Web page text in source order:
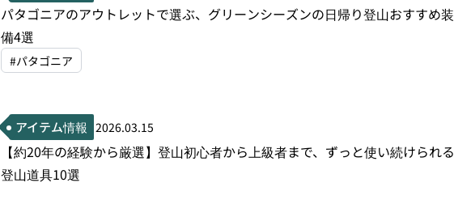
パタゴニアのアウトレットで選ぶ、グリーンシーズンの日帰り登山おすすめ装
備4選
#パタゴニア
アイテム情報 2026.03.15
【約20年の経験から厳選】登山初心者から上級者まで、ずっと使い続けられる
登山道具10選